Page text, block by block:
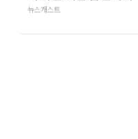
뉴스캐스트